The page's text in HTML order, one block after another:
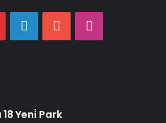
PinterestLinkedInYouTube
18 Yeni̇ Park